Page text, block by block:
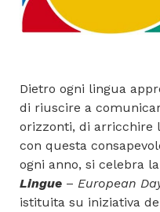
Dietro ogni lingua
di riuscire a
orizzonti, di arricchire
con questa
ogni anno, si celebra la
Lingue – European
istituita su iniziativa